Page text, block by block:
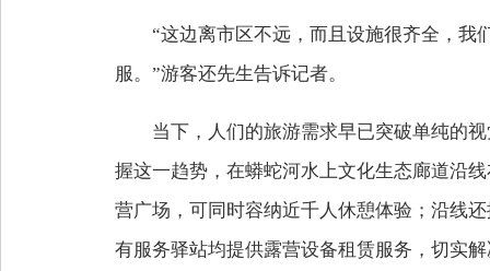
“这边离市区不远，而且设施很齐全，我
服。”游客还先生告诉记者。
当下，人们的旅游需求早已突破单纯的
握这一趋势，在蟒蛇河水上文化生态廊道沿
营广场，可同时容纳近千人休憩体验；沿线
有服务驿站均提供露营设备租赁服务，切实